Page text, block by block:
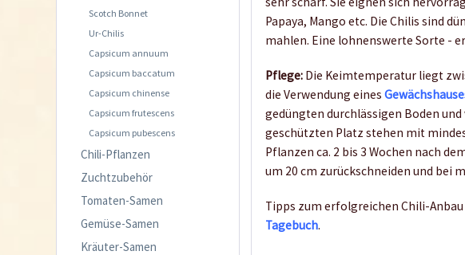
Scotch Bonnet
Ur-Chilis
Capsicum annuum
Capsicum baccatum
Capsicum chinense
Capsicum frutescens
Capsicum pubescens
Chili-Pflanzen
Zuchtzubehör
Tomaten-Samen
Gemüse-Samen
Kräuter-Samen
Papaya, Mango etc. Die Chilis sind
mahlen. Eine lohnenswerte Sorte -
Pflege: Die Keimtemperatur liegt
die Verwendung eines
gedüngten durchlässigen Boden
geschützten Platz stehen mit
Pflanzen ca. 2 bis 3 Wochen nach
um 20 cm zurückschneiden und bei
Tipps zum erfolgreichen Chili-
Tagebuch.